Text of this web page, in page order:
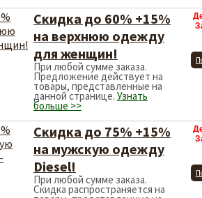
Скидка до 60% +15%
на верхнюю одежду
для женщин!
При любой сумме заказа.
Предложение действует на
товары, представленные на
данной странице. Узнать
больше >>
Скидка до 75% +15%
на мужскую одежду
Diesel!
При любой сумме заказа.
Скидка распространяется на